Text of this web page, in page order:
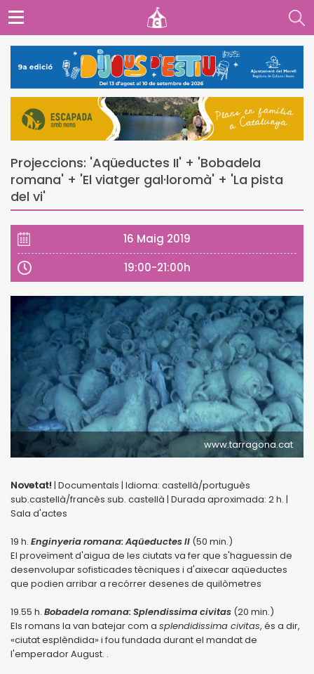
Projeccions: 'Aqüeductes II' + 'Bobadela
romana' + 'El viatger gal·loromà' + 'La pista
del vi'
16 Maig 2019
19:00-21:00h
www.tarragona.cat
Novetat! | Documentals | Idioma: castellà/portuguès
sub.castellà/francès sub. castellà | Durada aproximada: 2 h. |
Sala d'actes
19 h. Enginyeria romana: Aqüeductes II (50 min.)
El proveïment d'aigua de les ciutats va fer que s'haguessin de
desenvolupar sofisticades tècniques i d'aixecar aqüeductes
que podien arribar a recórrer desenes de quilòmetres
19.55 h. Bobadela romana: Splendissima civitas (20 min.)
Els romans la van batejar com a splendidissima civitas, és a dir,
«ciutat esplèndida» i fou fundada durant el mandat de
l'emperador August. .